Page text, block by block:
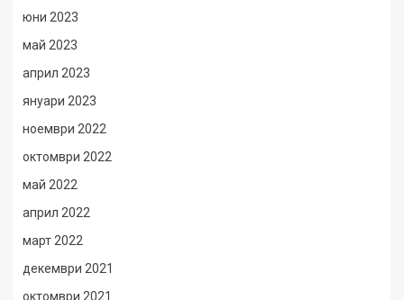
юни 2023
май 2023
април 2023
януари 2023
ноември 2022
октомври 2022
май 2022
април 2022
март 2022
декември 2021
октомври 2021